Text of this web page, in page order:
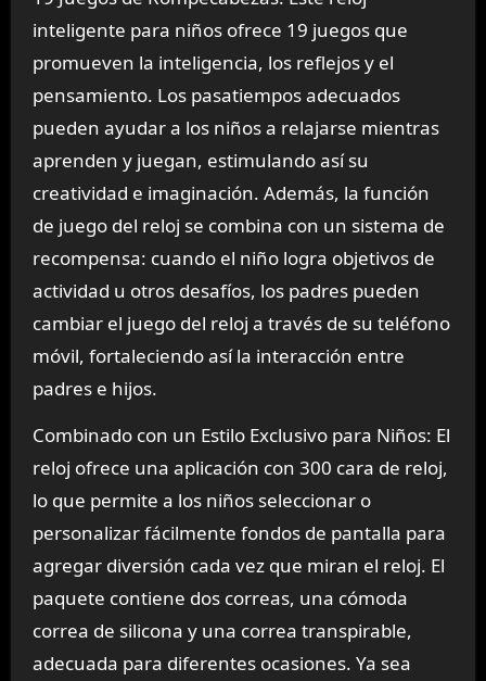
inteligente para niños ofrece 19 juegos que
promueven la inteligencia, los reflejos y el
pensamiento. Los pasatiempos adecuados
pueden ayudar a los niños a relajarse mientras
aprenden y juegan, estimulando así su
creatividad e imaginación. Además, la función
de juego del reloj se combina con un sistema de
recompensa: cuando el niño logra objetivos de
actividad u otros desafíos, los padres pueden
cambiar el juego del reloj a través de su teléfono
móvil, fortaleciendo así la interacción entre
padres e hijos.
Combinado con un Estilo Exclusivo para Niños: El
reloj ofrece una aplicación con 300 cara de reloj,
lo que permite a los niños seleccionar o
personalizar fácilmente fondos de pantalla para
agregar diversión cada vez que miran el reloj. El
paquete contiene dos correas, una cómoda
correa de silicona y una correa transpirable,
adecuada para diferentes ocasiones. Ya sea